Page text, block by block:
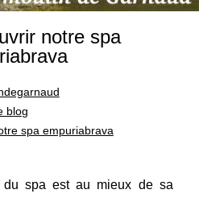
notre spa
blog
spa empuriabrava
du spa est au mieux de sa